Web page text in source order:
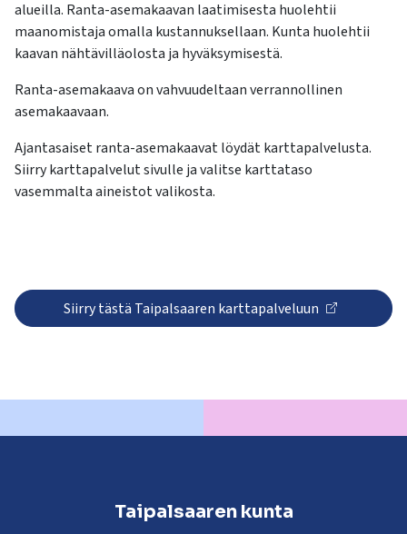
kosketus-
ja
pyyhkäisyliikkeitä.
alueilla. Ranta-asemakaavan laatimisesta huolehtii
maanomistaja omalla kustannuksellaan. Kunta huolehtii
kaavan nähtävilläolosta ja hyväksymisestä.
Ranta-asemakaava on vahvuudeltaan verrannollinen
asemakaavaan.
Ajantasaiset ranta-asemakaavat löydät karttapalvelusta.
Siirry karttapalvelut sivulle ja valitse karttataso
vasemmalta aineistot valikosta.
Siirry tästä Taipalsaaren karttapalveluun
Taipalsaaren kunta